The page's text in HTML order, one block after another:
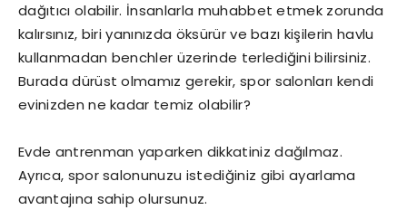
dağıtıcı olabilir. İnsanlarla muhabbet etmek zorunda
kalırsınız, biri yanınızda öksürür ve bazı kişilerin havlu
kullanmadan benchler üzerinde terlediğini bilirsiniz.
Burada dürüst olmamız gerekir, spor salonları kendi
evinizden ne kadar temiz olabilir?
Evde antrenman yaparken dikkatiniz dağılmaz.
Ayrıca, spor salonunuzu istediğiniz gibi ayarlama
avantajına sahip olursunuz.